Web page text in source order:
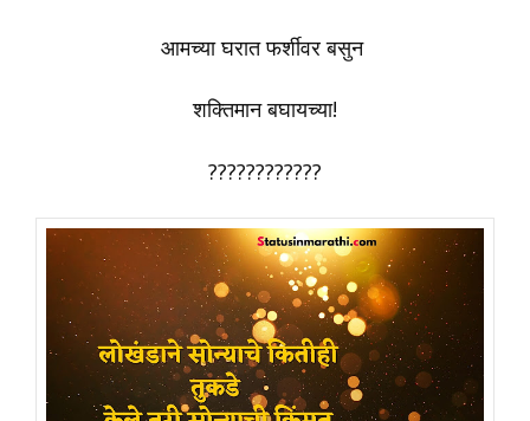
आमच्या घरात फर्शीवर बसुन
शक्तिमान बघायच्या!
????????????